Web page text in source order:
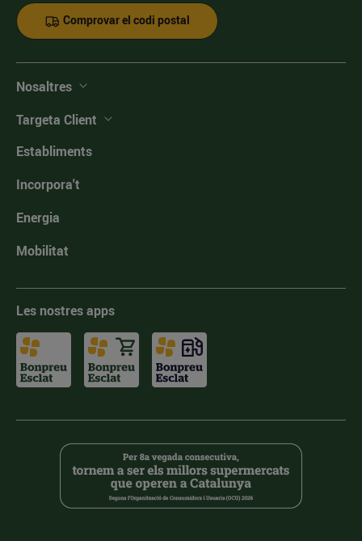
Comprovar el codi postal
Nosaltres
Targeta Client
Establiments
Incorpora't
Energia
Mobilitat
Les nostres apps